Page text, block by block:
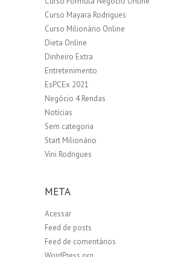
Curso Mayara Rodrigues
Curso Milionário Online
Dieta Online
Dinheiro Extra
Entretenimento
EsPCEx 2021
Negócio 4 Rendas
Notícias
Sem categoria
Start Milionário
Vini Rodrigues
META
Acessar
Feed de posts
Feed de comentários